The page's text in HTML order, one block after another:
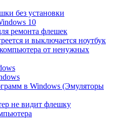
без установки
10
ремонта флешек
и выключается ноутбук
от ненужных
в Windows (Эмуляторы
не видит флешку